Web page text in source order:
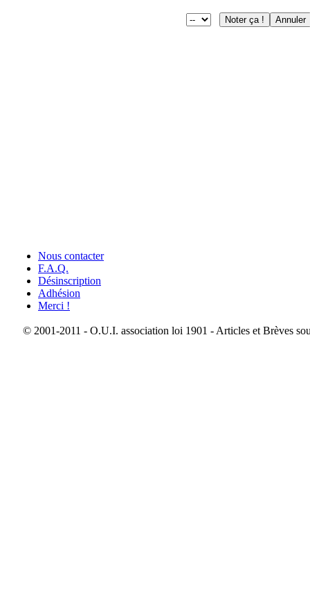
Nous contacter
F.A.Q.
Désinscription
Adhésion
Merci !
© 2001-2011 - O.U.I. association loi 1901 - Articles et Brèves